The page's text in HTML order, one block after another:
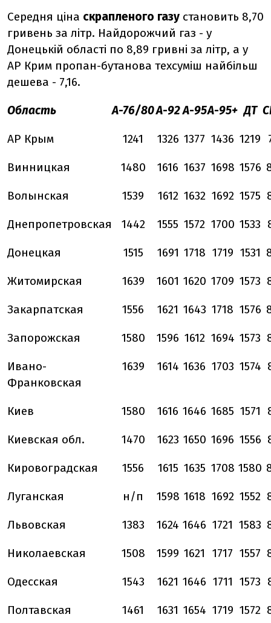
Середня ціна скрапленого газу становить 8,70
гривень за літр. Найдорожчий газ - у
Донецькій області по 8,89 гривні за літр, а у
АР Крим пропан-бутанова техсуміш найбільш
дешева - 7,16.
Область А-76/80А-92А-95А-95+ ДТ
АР Крым 1241 1326 1377 1436 1219
Винницкая 1480 1616 1637 1698 1576
Волынская 1539 1612 1632 1692 1575
Днепропетровская 1442 1555 1572 1700 1533
Донецкая 1515 1691 1718 1719 1531
Житомирская 1639 1601 1620 1709 1573
Закарпатская 1556 1621 1643 1718 1576
Запорожская 1580 1596 1612 1694 1573
Ивано-
Франковская
1639 1614 1636 1703 1574
Киев 1580 1616 1646 1685 1571
Киевская обл. 1470 1623 1650 1696 1556
Кировоградская 1556 1615 1635 1708 1580
Луганская н/п 1598 1618 1692 1552
Львовская 1383 1624 1646 1721 1583
Николаевская 1508 1599 1621 1717 1557
Одесская 1543 1621 1646 1711 1573
Полтавская 1461 1631 1654 1719 1572